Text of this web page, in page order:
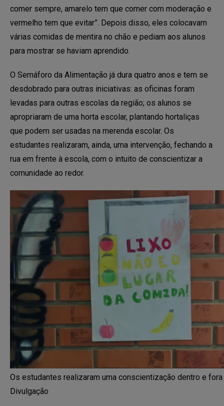
comer sempre, amarelo tem que comer com moderação e
vermelho tem que evitar”. Depois disso, eles colocavam
várias comidas de mentira no chão e pediam aos alunos
para mostrar se haviam aprendido.
O Semáforo da Alimentação já dura quatro anos e tem se
desdobrado para outras iniciativas: as oficinas foram
levadas para outras escolas da região; os alunos se
apropriaram de uma horta escolar, plantando hortaliças
que podem ser usadas na merenda escolar. Os
estudantes realizaram, ainda, uma intervenção, fechando a
rua em frente à escola, com o intuito de conscientizar a
comunidade ao redor.
Os estudantes realizaram uma conscientização dentro e
Divulgação